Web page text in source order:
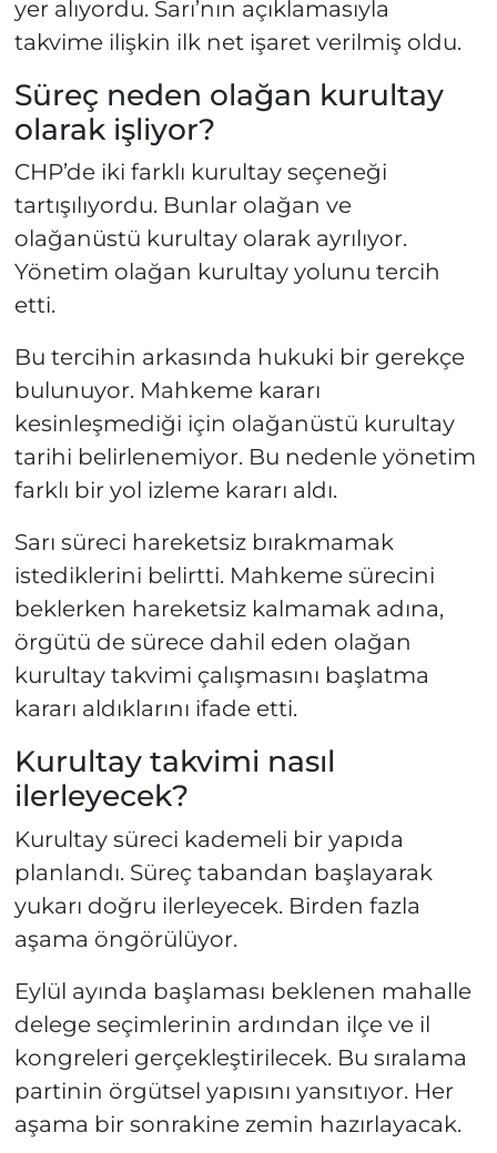
yer alıyordu. Sarı’nın açıklamasıyla
takvime ilişkin ilk net işaret verilmiş oldu.
Süreç neden olağan kurultay
olarak işliyor?
CHP’de iki farklı kurultay seçeneği
tartışılıyordu. Bunlar olağan ve
olağanüstü kurultay olarak ayrılıyor.
Yönetim olağan kurultay yolunu tercih
etti.
Bu tercihin arkasında hukuki bir gerekçe
bulunuyor. Mahkeme kararı
kesinleşmediği için olağanüstü kurultay
tarihi belirlenemiyor. Bu nedenle yönetim
farklı bir yol izleme kararı aldı.
Sarı süreci hareketsiz bırakmamak
istediklerini belirtti. Mahkeme sürecini
beklerken hareketsiz kalmamak adına,
örgütü de sürece dahil eden olağan
kurultay takvimi çalışmasını başlatma
kararı aldıklarını ifade etti.
Kurultay takvimi nasıl
ilerleyecek?
Kurultay süreci kademeli bir yapıda
planlandı. Süreç tabandan başlayarak
yukarı doğru ilerleyecek. Birden fazla
aşama öngörülüyor.
Eylül ayında başlaması beklenen mahalle
delege seçimlerinin ardından ilçe ve il
kongreleri gerçekleştirilecek. Bu sıralama
partinin örgütsel yapısını yansıtıyor. Her
aşama bir sonrakine zemin hazırlayacak.